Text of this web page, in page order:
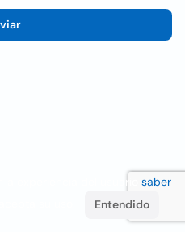
la experiencia del usuario saber
Entendido